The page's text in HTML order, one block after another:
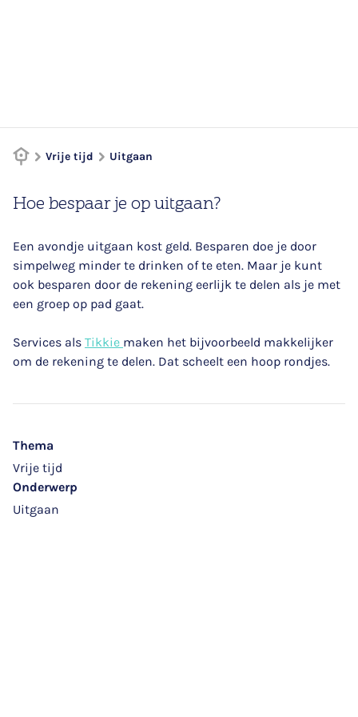
Vrije tijd Uitgaan
Hoe bespaar je op uitgaan?
Een avondje uitgaan kost geld. Besparen doe je door
simpelweg minder te drinken of te eten. Maar je kunt
ook besparen door de rekening eerlijk te delen als je met
een groep op pad gaat.
Services als Tikkie maken het bijvoorbeeld makkelijker
om de rekening te delen. Dat scheelt een hoop rondjes.
Thema
Vrije tijd
Onderwerp
Uitgaan